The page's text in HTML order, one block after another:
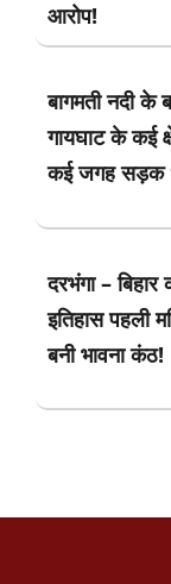
आरोप!
बागमती नदी
गायघाट के कई
कई जगह सड़क
दरभंगा – बिहार
इतिहास पहली
बनी भावना कंठ!